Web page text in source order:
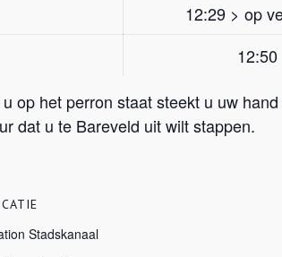
12:29 > op
12:50
op het perron staat steekt u uw
dat u te Bareveld uit wilt stappen.
Stadskanaal